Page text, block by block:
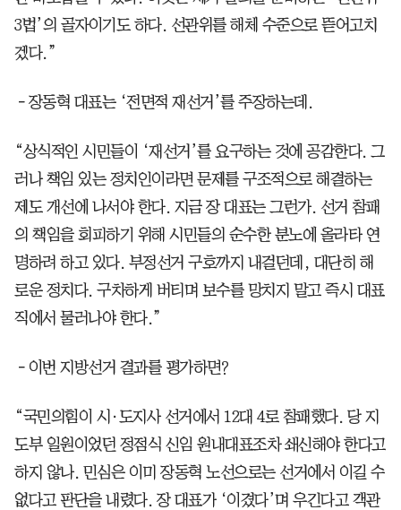
3법’의 골자이기도 하다. 선관위를 해체 수준으로 뜯어고치
겠다.”
－장동혁 대표는 ‘전면적 재선거’를 주장하는데.
“상식적인 시민들이 ‘재선거’를 요구하는 것에 공감한다. 그
러나 책임 있는 정치인이라면 문제를 구조적으로 해결하는
제도 개선에 나서야 한다. 지금 장 대표는 그런가. 선거 참패
의 책임을 회피하기 위해 시민들의 순수한 분노에 올라타 연
명하려 하고 있다. 부정선거 구호까지 내걸던데, 대단히 해
로운 정치다. 구차하게 버티며 보수를 망치지 말고 즉시 대표
직에서 물러나야 한다.”
－이번 지방선거 결과를 평가하면?
“국민의힘이 시·도지사 선거에서 12대 4로 참패했다. 당 지
도부 일원이었던 정점식 신임 원내대표조차 쇄신해야 한다고
하지 않나. 민심은 이미 장동혁 노선으로는 선거에서 이길 수
없다고 판단을 내렸다. 장 대표가 ‘이겼다’며 우긴다고 객관